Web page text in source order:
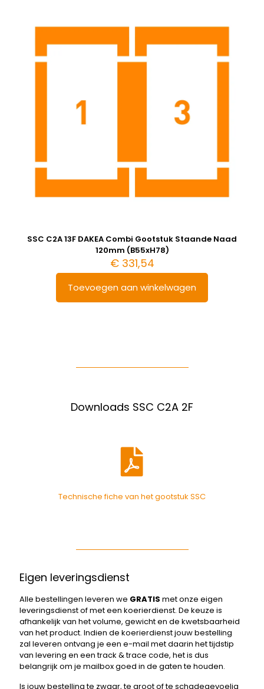
SSC C2A 13F DAKEA Combi Gootstuk Staande Naad
120mm (B55xH78)
€331,54
Toevoegen aan winkelwagen
Downloads SSC C2A 2F
Technische fiche van het gootstuk SSC
Eigen leveringsdienst
Alle bestellingen leveren we GRATIS met onze eigen
leveringsdienst of met een koerierdienst. De keuze is
afhankelijk van het volume, gewicht en de kwetsbaarheid
van het product. Indien de koerierdienst jouw bestelling
zal leveren ontvang je een e-mail met daarin het tijdstip
van levering en een track & trace code, het is dus
belangrijk om je mailbox goed in de gaten te houden.
Is jouw bestelling te zwaar, te groot of te schadegevoelig